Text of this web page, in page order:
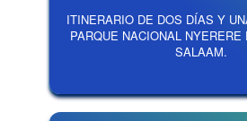
ITINERARIO DE DOS DÍAS Y
PARQUE NACIONAL NYERERE
SALAAM.